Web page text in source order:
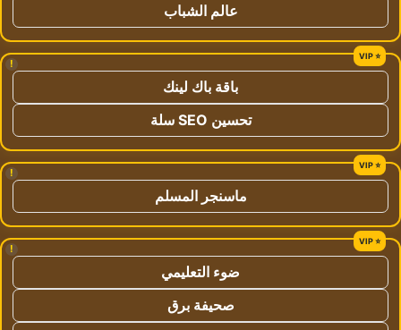
عالم الشباب
!
باقة باك لينك
تحسين SEO سلة
!
ماسنجر المسلم
!
ضوء التعليمي
صحيفة برق